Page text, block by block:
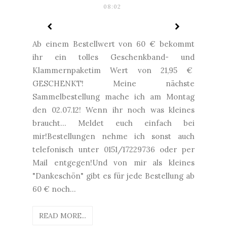
08:02
Ab einem Bestellwert von 60 € bekommt
ihr ein tolles Geschenkband- und
Klammernpaketim Wert von 21,95 €
GESCHENKT! Meine nächste
Sammelbestellung mache ich am Montag
den 02.07.12! Wenn ihr noch was kleines
braucht... Meldet euch einfach bei
mir!Bestellungen nehme ich sonst auch
telefonisch unter 0151/17229736 oder per
Mail entgegen!Und von mir als kleines
"Dankeschön" gibt es für jede Bestellung ab
60 € noch...
READ MORE...